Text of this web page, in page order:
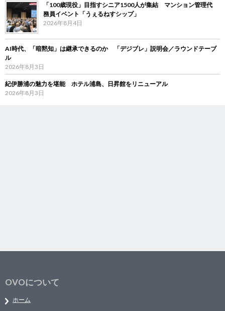
「100歳現役」目指すシニア1500人が集結 マンション管理代
務員イベント「うぇるねすシップ」
2026年8月4日
AI時代、「暗黙知」は継承できるのか 「デジブレ」説明会／ラウンドテーブ
ル
2026年8月3日
紀伊勝浦の魅力を堪能 ホテル浦島、日昇館をリニューアル
2026年8月3日
OVOについて
ホーム